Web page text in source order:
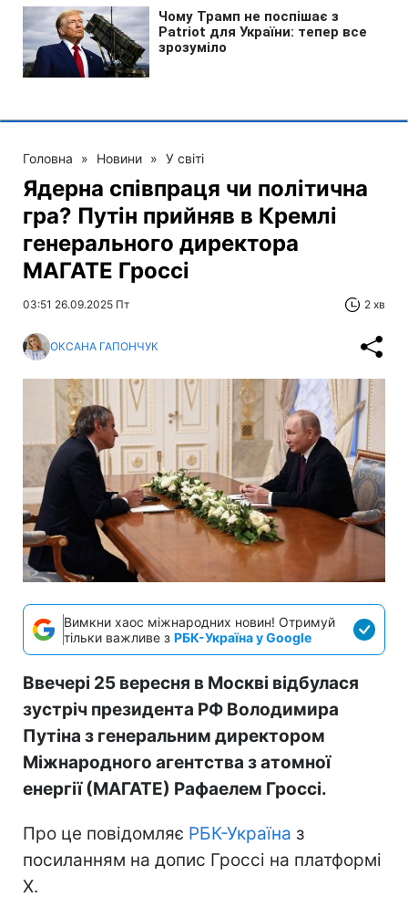
Головна » Новини » У світі
Ядерна співпраця чи політична
гра? Путін прийняв в Кремлі
генерального директора
МАГАТЕ Гроссі
03:51 26.09.2025 Пт 2 хв
ОКСАНА ГАПОНЧУК
Вимкни хаос міжнародних новин! Отримуй
тільки важливе з РБК-Україна у Google
Ввечері 25 вересня в Москві відбулася
зустріч президента РФ Володимира
Путіна з генеральним директором
Міжнародного агентства з атомної
енергії (МАГАТЕ) Рафаелем Гроссі.
Про це повідомляє РБК-Україна з
посиланням на допис Гроссі на платформі
Х.